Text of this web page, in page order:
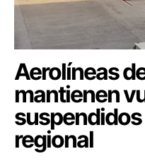
Aerolíneas
mantienen
regional